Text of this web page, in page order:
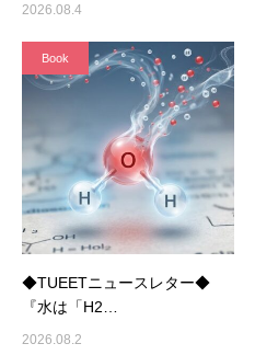
2026.08.4
Book
◆TUEETニュースレター◆
『水は「H2…
2026.08.2